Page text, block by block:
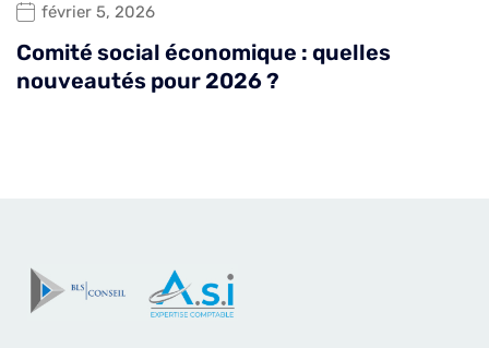
février 5, 2026
Comité social économique : quelles
nouveautés pour 2026 ?